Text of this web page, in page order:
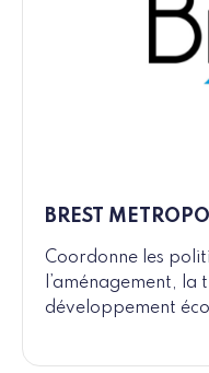
BREST
Coordonne les
l’aménagement,
développement